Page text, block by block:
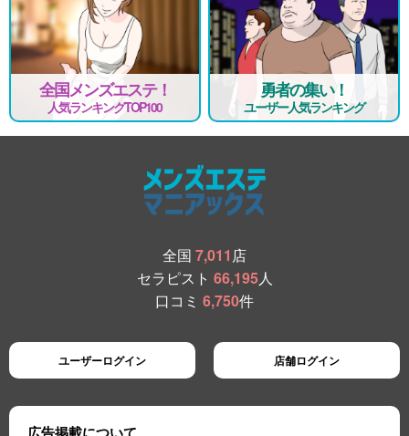
全国メンズエステ！
人気ランキングTOP100
勇者の集い！
ユーザー人気ランキング
全国 7,011 店
セラピスト 66,195人
口コミ 6,750件
ユーザーログイン 店舗ログイン